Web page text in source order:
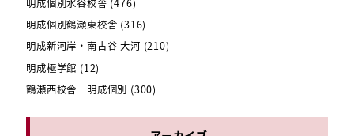
明成個別水谷校舎 (476)
明成個別鶴瀬東校舎 (316)
明成新河岸・南古谷 大河 (210)
明成極学館 (12)
鶴瀬西校舎 明成個別 (300)